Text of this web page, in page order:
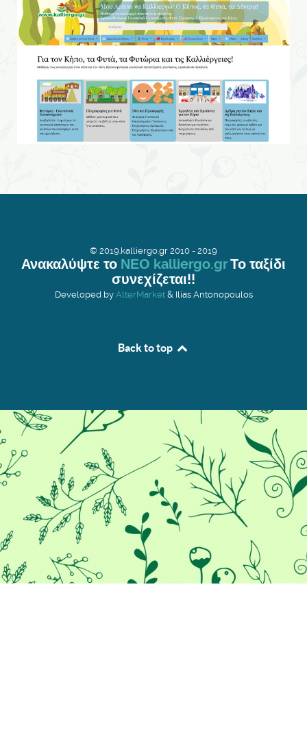
© 2019.kalliergo.gr 2010 - 2019
Ανακαλύψτε το ΝΕΟ kalliergo.grΤο ταξίδι
συνεχίζεται!!
Developed by AlterMarket& Ilias Antonopoulos
Back to top